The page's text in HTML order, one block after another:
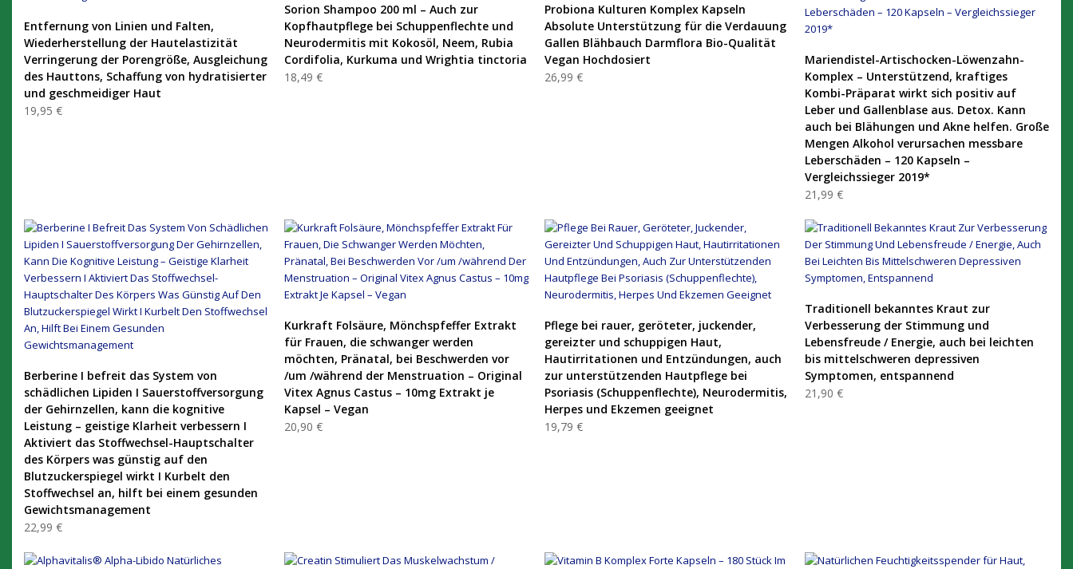
PRODUKT KAUFEN
Entfernung von Linien und Falten,
Wiederherstellung der Hautelastizität
Verringerung der Porengröße, Ausgleichung
des Hauttons, Schaffung von hydratisierter
und geschmeidiger Haut
19,95 €
PRODUKT KAUFEN
Sorion Shampoo 200 ml – Auch zur
Kopfhautpflege bei Schuppenflechte und
Neurodermitis mit Kokosöl, Neem, Rubia
Cordifolia, Kurkuma und Wrightia tinctoria
18,49 €
PRODUKT KAUFEN
Probiona Kulturen Komplex Kapseln
Absolute Unterstützung für die Verdauung
Gallen Blähbauch Darmflora Bio-Qualität
Vegan Hochdosiert
26,99 €
PRODUKT KAUFEN
Mariendistel-Artischocken-Löwenzahn-
Komplex – Unterstützend, kraftiges
Kombi-Präparat wirkt sich positiv auf
Leber und Gallenblase aus. Detox. Kann
auch bei Blähungen und Akne helfen. Große
Mengen Alkohol verursachen messbare
Leberschäden – 120 Kapseln –
Vergleichssieger 2019*
21,99 €
PRODUKT KAUFEN
Berberine I befreit das System von
schädlichen Lipiden I Sauerstoffversorgung
der Gehirnzellen, kann die kognitive
Leistung – geistige Klarheit verbessern I
Aktiviert das Stoffwechsel-Hauptschalter
des Körpers was günstig auf den
Blutzuckerspiegel wirkt I Kurbelt den
Stoffwechsel an, hilft bei einem gesunden
Gewichtsmanagement
22,99 €
PRODUKT KAUFEN
Kurkraft Folsäure, Mönchspfeffer Extrakt
für Frauen, die schwanger werden
möchten, Pränatal, bei Beschwerden vor
/um /während der Menstruation – Original
Vitex Agnus Castus – 10mg Extrakt je
Kapsel – Vegan
20,90 €
PRODUKT KAUFEN
Pflege bei rauer, geröteter, juckender,
gereizter und schuppigen Haut,
Hautirritationen und Entzündungen, auch
zur unterstützenden Hautpflege bei
Psoriasis (Schuppenflechte), Neurodermitis,
Herpes und Ekzemen geeignet
19,79 €
PRODUKT KAUFEN
Traditionell bekanntes Kraut zur
Verbesserung der Stimmung und
Lebensfreude / Energie, auch bei leichten
bis mittelschweren depressiven
Symptomen, entspannend
21,90 €